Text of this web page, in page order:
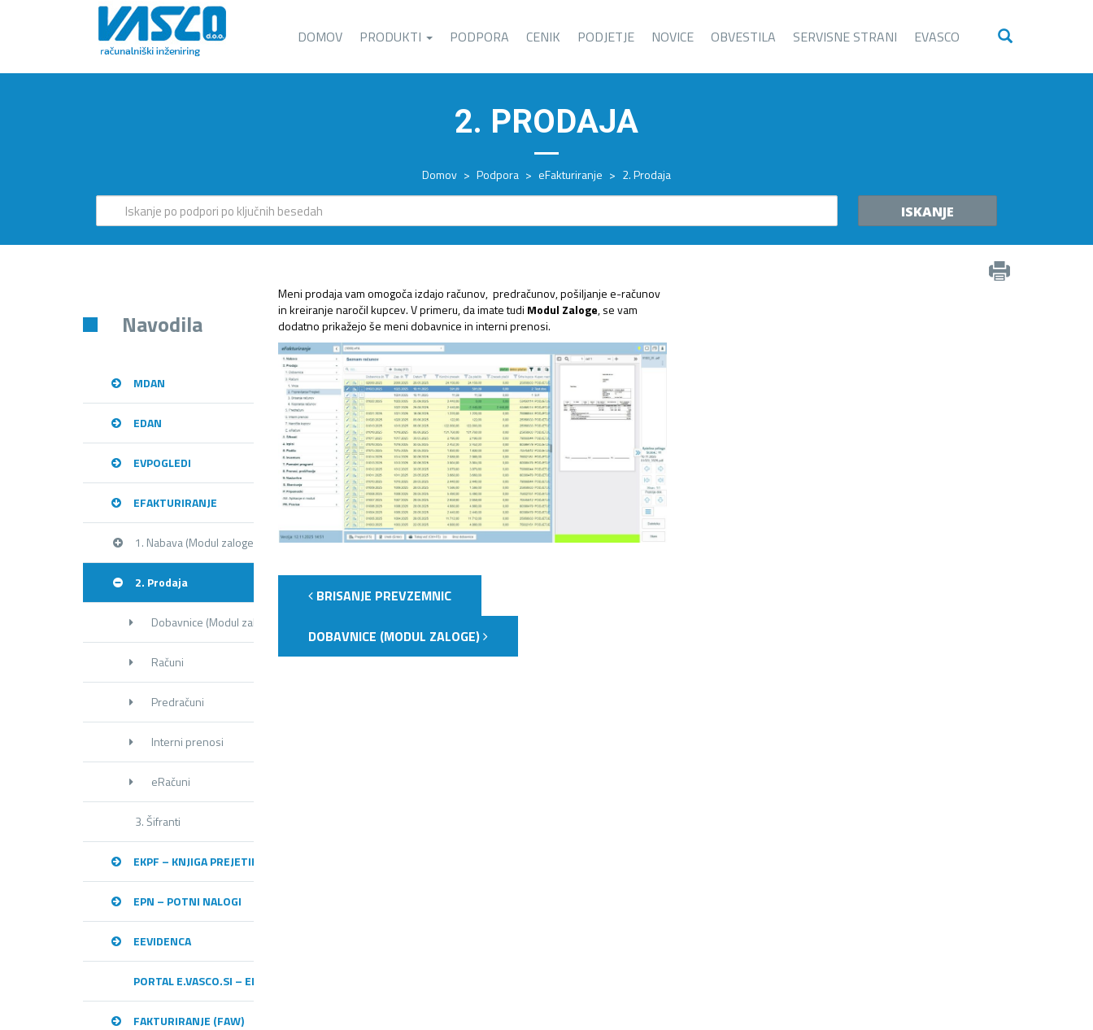
DOMOV PRODUKTI PODPORA CENIK PODJETJE NOVICE OBVESTILA SERVISNE STRANI EVASCO
2. PRODAJA
Domov > Podpora > eFakturiranje > 2. Prodaja
ISKANJE
Navodila
MDAN
EDAN
EVPOGLEDI
EFAKTURIRANJE
1. Nabava (Modul zaloge)
2. Prodaja
Dobavnice (Modul zaloge)
Računi
Predračuni
Interni prenosi
eRačuni
3. Šifranti
EKPF – KNJIGA PREJETIH RAČUNOV
EPN – POTNI NALOGI
EEVIDENCA
PORTAL E.VASCO.SI – ELEKTRONSKA IZMENJAVA DOKUMENTOV
FAKTURIRANJE (FAW)
Meni prodaja vam omogoča izdajo računov, predračunov, pošiljanje e-računov
in kreiranje naročil kupcev. V primeru, da imate tudi Modul Zaloge, se vam
dodatno prikažejo še meni dobavnice in interni prenosi.
BRISANJE PREVZEMNIC
DOBAVNICE (MODUL ZALOGE)